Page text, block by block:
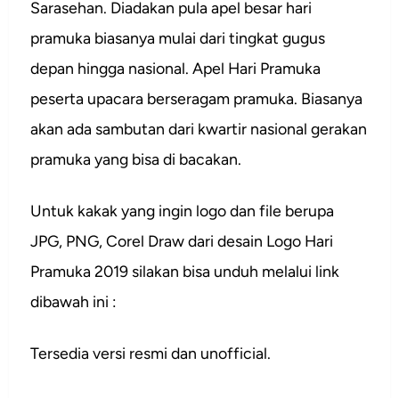
Sarasehan. Diadakan pula apel besar hari
pramuka biasanya mulai dari tingkat gugus
depan hingga nasional. Apel Hari Pramuka
peserta upacara berseragam pramuka. Biasanya
akan ada sambutan dari kwartir nasional gerakan
pramuka yang bisa di bacakan.
Untuk kakak yang ingin logo dan file berupa
JPG, PNG, Corel Draw dari desain Logo Hari
Pramuka 2019 silakan bisa unduh melalui link
dibawah ini :
Tersedia versi resmi dan unofficial.